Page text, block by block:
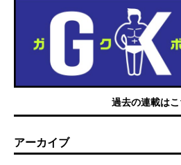
過去の連載は
アーカイブ